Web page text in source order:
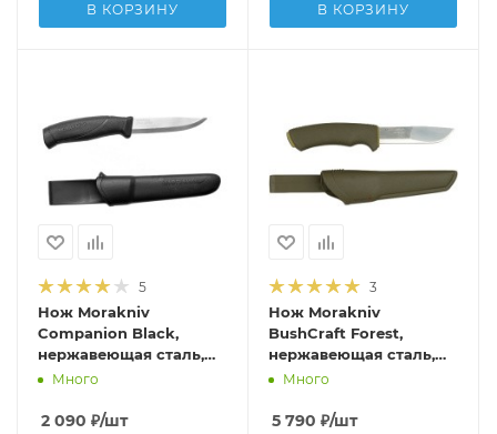
В КОРЗИНУ В КОРЗИНУ
5
Нож Morakniv
Companion Black,
нержавеющая сталь,
12141Много
2 090 ₽/шт
3
Нож Morakniv
BushCraft Forest,
нержавеющая сталь,
рез. рукоять, 12493
Много
5 790 ₽/шт